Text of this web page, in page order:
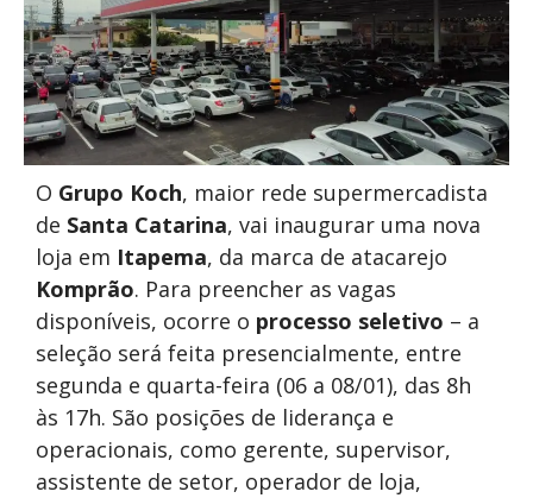
O Grupo Koch, maior rede supermercadista
de Santa Catarina, vai inaugurar uma nova
loja em Itapema, da marca de atacarejo
Komprão. Para preencher as vagas
disponíveis, ocorre o processo seletivo – a
seleção será feita presencialmente, entre
segunda e quarta-feira (06 a 08/01), das 8h
às 17h. São posições de liderança e
operacionais, como gerente, supervisor,
assistente de setor, operador de loja,